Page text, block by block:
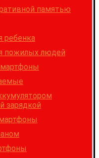
памятью
ребенка
пожилых людей
зарядкой